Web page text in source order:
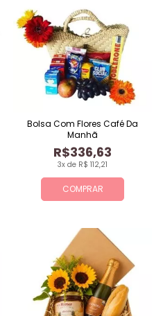
COMPRAR
3x de R$ 112,21
R$336,63
Bolsa Com Flores Café Da
Manhã